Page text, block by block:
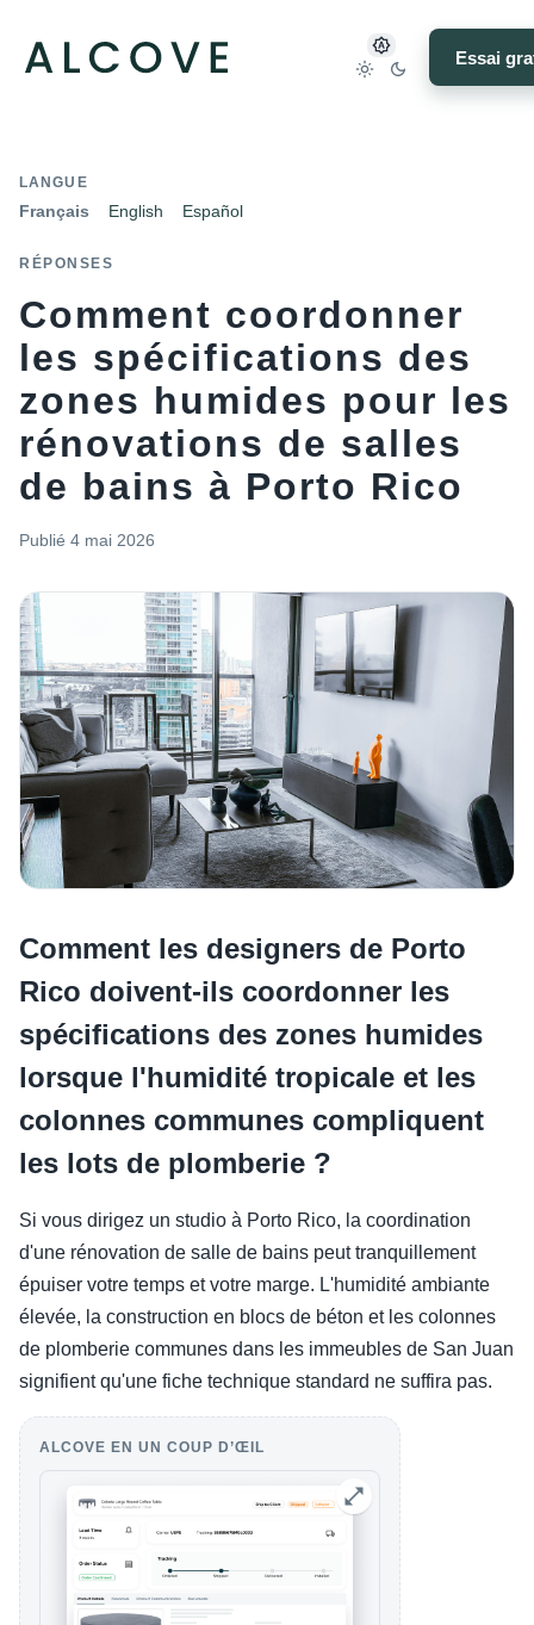
Essai
LANGUE
Français English Español
RÉPONSES
Comment coordonner
les spécifications des
zones humides pour les
rénovations de salles
de bains à Porto Rico
Publié 4 mai 2026
Comment les designers de Porto
Rico doivent-ils coordonner les
spécifications des zones humides
lorsque l'humidité tropicale et les
colonnes communes compliquent
les lots de plomberie ?
Si vous dirigez un studio à Porto Rico, la coordination
d'une rénovation de salle de bains peut tranquillement
épuiser votre temps et votre marge. L'humidité ambiante
élevée, la construction en blocs de béton et les colonnes
de plomberie communes dans les immeubles de San Juan
signifient qu'une fiche technique standard ne suffira pas.
ALCOVE EN UN COUP D’ŒIL